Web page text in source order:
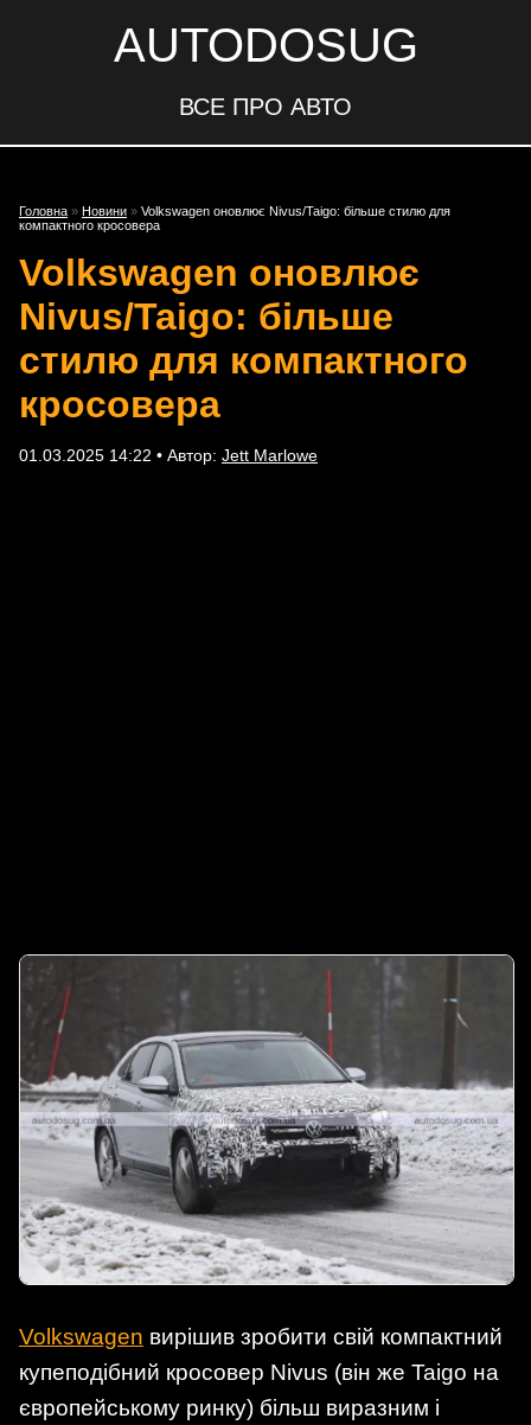
AUTODOSUG
ВСЕ ПРО АВТО
Головна » Новини » Volkswagen оновлює Nivus/Taigo: більше стилю для
компактного кросовера
Volkswagen оновлює
Nivus/Taigo: більше
стилю для компактного
кросовера
01.03.2025 14:22 • Автор: Jett Marlowe
Volkswagen вирішив зробити свій компактний
купеподібний кросовер Nivus (він же Taigo на
європейському ринку) більш виразним і